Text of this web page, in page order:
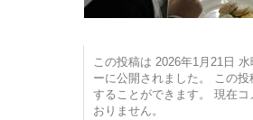
この投稿は 2026年1月21日
ーに公開されました。 この
することができます。 現在
おりません。